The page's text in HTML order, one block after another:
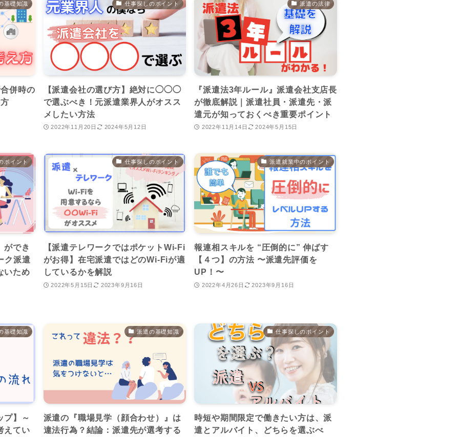
基礎知識
併時の
仕事探しのポイント
【派遣会社の選び方】絶対に◯◯◯
で選ぶべき！元派遣業界人がオスス
メしたい方法
2022年11月20日 2024年5月12日
派遣の法律
『派遣法3年ルール』派遣会社支店長
が徹底解説｜派遣社員・派遣先・派
遣元が知っておくべき重要ポイント
2022年11月14日 2024年5月15日
ポイント
ができ
ク派遣
いため
仕事探しのポイント
【派遣テレワークではポケットWi-Fi
がお得】在宅派遣ではどのWi-Fiが適
しているかを解説
2022年5月15日 2023年9月16日
派遣就業中のポイント
報連相スキルを “圧倒的に” 伸ばす
【４つ】の方法 〜派遣先評価を
UP！〜
2022年4月26日 2023年9月16日
基礎知識
プ】～
えてい
派遣の基礎知識
派遣の『職場見学（顔合わせ）』は
違法行為？結論：派遣先が選考する
仕事探しのポイント
時短や期間限定で働きたい方は、派
遣とアルバイト、どちらを選ぶべ